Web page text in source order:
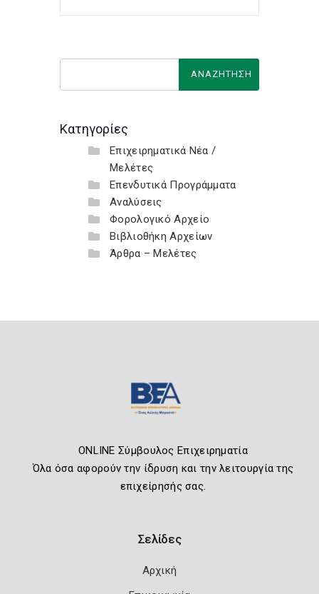
Κατηγορίες
Επιχειρηματικά Νέα /
Μελέτες
Επενδυτικά Προγράμματα
Αναλύσεις
Φορολογικό Αρχείο
Βιβλιοθήκη Αρχείων
Άρθρα – Μελέτες
ONLINE Σύμβουλος Επιχειρηματία
Όλα όσα αφορούν την ίδρυση και την λειτουργία της
επιχείρησής σας.
Σελίδες
Αρχική